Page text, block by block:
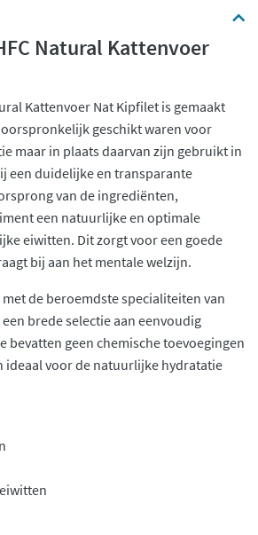
Natural Kattenvoer
Kattenvoer Nat Kipfilet is gemaakt
geschikt waren voor
maar in plaats daarvan zijn gebruikt in
een duidelijke en transparante
van de ingrediënten,
een natuurlijke en optimale
eiwitten. Dit zorgt voor een goede
bij aan het mentale welzijn.
met de beroemdste specialiteiten van
brede selectie aan eenvoudig
bevatten geen chemische toevoegingen
ideaal voor de natuurlijke hydratatie